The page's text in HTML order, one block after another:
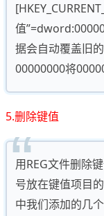
值
据会自动覆盖旧
00000000将
5.删除键值
用REG文件删除
号放在键值项目
中我们添加的几